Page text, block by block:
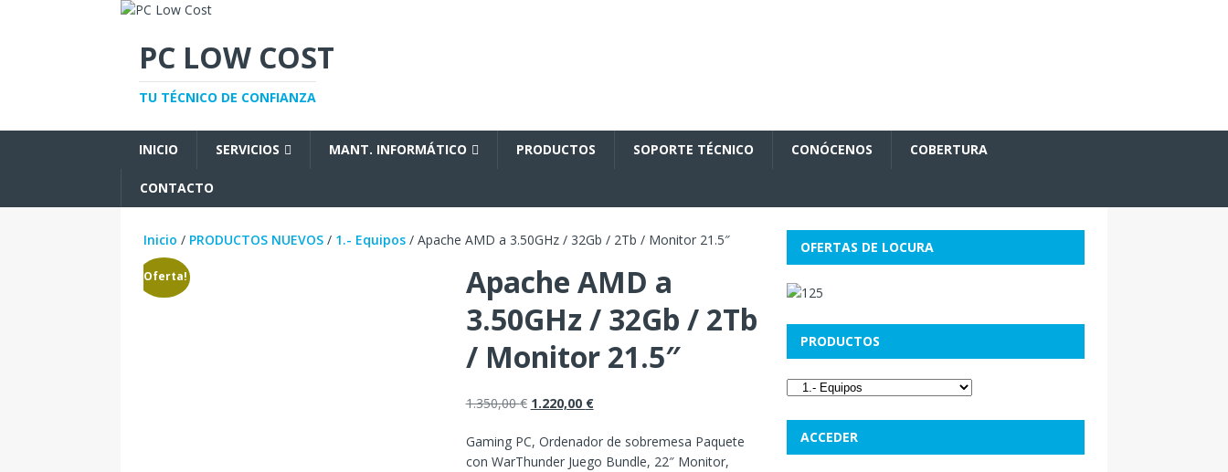
PC LOW COST
TU TÉCNICO DE CONFIANZA
INICIO SERVICIOS MANT. INFORMÁTICO PRODUCTOS SOPORTE TÉCNICO CONÓCENOS COBERTURA
CONTACTO
Inicio / PRODUCTOS NUEVOS / 1.- Equipos / Apache AMD a 3.50GHz / 32Gb / 2Tb / Monitor 21.5″
¡Oferta!
Apache AMD a
3.50GHz / 32Gb / 2Tb
/ Monitor 21.5″
1.350,00€ 1.220,00 €
Gaming PC, Ordenador de sobremesa Paquete
con WarThunder Juego Bundle, 22″ Monitor,
OFERTAS DE LOCURA
PRODUCTOS
ACCEDER